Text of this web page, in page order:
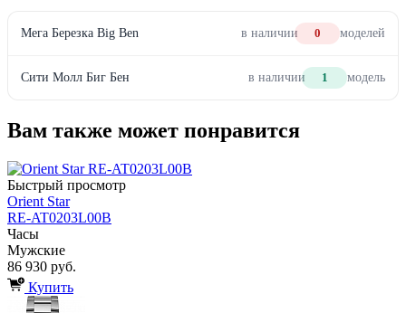
Мега Березка Big Ben в наличии 0 моделей
Сити Молл Биг Бен в наличии 1 модель
Вам также может понравится
Быстрый просмотр
Orient Star
RE-AT0203L00B
Часы
Мужские
86 930 руб.
Купить